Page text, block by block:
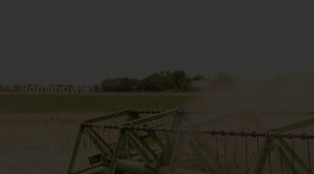
Romanowski
Sklep internetowy
Praca
Ubezpieczenia